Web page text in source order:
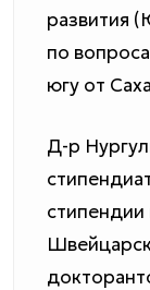
развития
по
югу от
Д-р